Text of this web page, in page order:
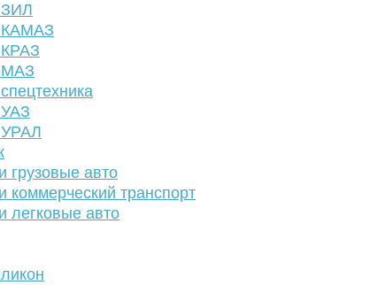
ЗИЛ
КАМАЗ
КРАЗ
МАЗ
УРАЛ
грузовые авто
коммерческий транспорт
легковые авто